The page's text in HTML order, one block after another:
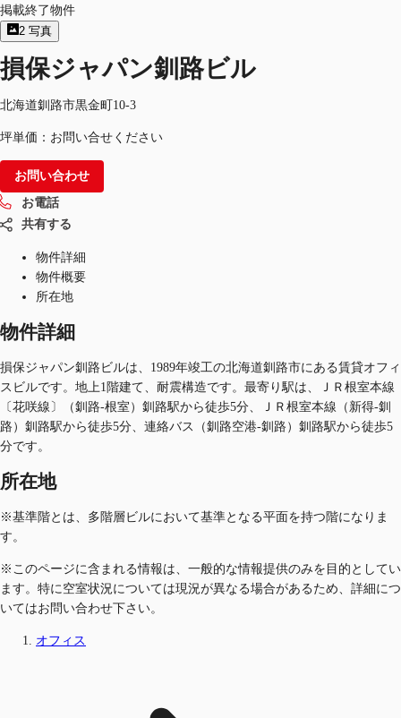
掲載終了物件
2 写真
損保ジャパン釧路ビル
北海道釧路市黒金町10-3
坪単価：お問い合せください
お問い合わせ
お電話
共有する
物件詳細
物件概要
所在地
物件詳細
損保ジャパン釧路ビルは、1989年竣工の北海道釧路市にある賃貸オフィ
スビルです。地上1階建て、耐震構造です。最寄り駅は、ＪＲ根室本線
〔花咲線〕（釧路-根室）釧路駅から徒歩5分、ＪＲ根室本線（新得-釧
路）釧路駅から徒歩5分、連絡バス（釧路空港-釧路）釧路駅から徒歩5
分です。
所在地
※基準階とは、多階層ビルにおいて基準となる平面を持つ階になりま
す。
※このページに含まれる情報は、一般的な情報提供のみを目的としてい
ます。特に空室状況については現況が異なる場合があるため、詳細につ
いてはお問い合わせ下さい。
オフィス